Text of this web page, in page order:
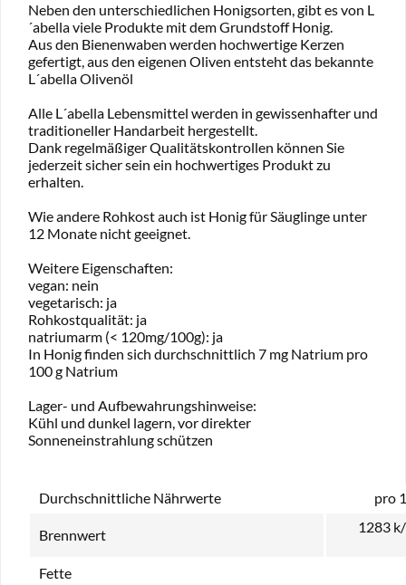
Neben den unterschiedlichen Honigsorten, gibt es von L
´abella viele Produkte mit dem Grundstoff Honig.
Aus den Bienenwaben werden hochwertige Kerzen
gefertigt, aus den eigenen Oliven entsteht das bekannte
L´abella Olivenöl
Alle L´abella Lebensmittel werden in gewissenhafter und
traditioneller Handarbeit hergestellt.
Dank regelmäßiger Qualitätskontrollen können Sie
jederzeit sicher sein ein hochwertiges Produkt zu
erhalten.
Wie andere Rohkost auch ist Honig für Säuglinge unter
12 Monate nicht geeignet.
Weitere Eigenschaften:
vegan: nein
vegetarisch: ja
Rohkostqualität: ja
natriumarm (< 120mg/100g): ja
In Honig finden sich durchschnittlich 7 mg Natrium pro
100 g Natrium
Lager- und Aufbewahrungshinweise:
Kühl und dunkel lagern, vor direkter
Sonneneinstrahlung schützen
Durchschnittliche Nährwerte pro
Brennwert 1283
Fette